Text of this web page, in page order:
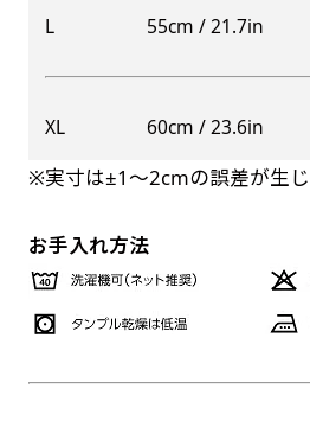
L 55cm / 21.7in
XL 60cm / 23.6in
※実寸は±1〜2cmの誤差が生じ
お手入れ方法
お好みのサイズで縦幕・横幕
あんな場所こんな場所お好み
幕の製作をお楽しみください
けて疑似的にのれんのような
レギュラーのれんスリムは横
か所つけて疑似的にのれんの
る場所でのぼり旗を使用す
ます。防炎加工によっての
燃えにくくなります。（燃
るに近くなるイメージ）一
素材に特殊な化学薬品を使